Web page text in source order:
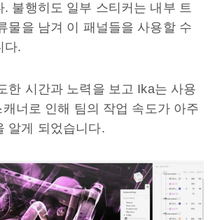
. 불행히도 일부 스티커는 내부 트
물을 남겨 이 패널들을 사용할 수
다.
한 시간과 노력을 보고 Ika는 사용
너로 인해 팀의 작업 속도가 아주
알게 되었습니다.